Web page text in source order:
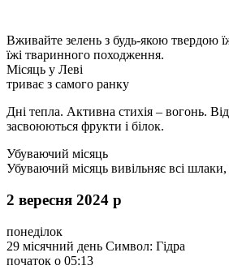
Вживайте зелень з будь-якою твердою
їжі тваринного походження.
Місяць у Леві
триває з самого ранку
Дні тепла. Активна стихія – вогонь.
засвоюються фрукти і білок.
Убуваючий місяць
Убуваючий місяць вивільняє всі
2 вересня 2024 р
понеділок
29 місячний день Символ: Гідра
початок о 05:13